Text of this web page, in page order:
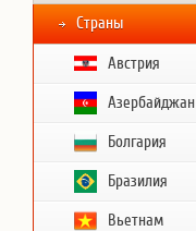
Страны
Австрия
Азербайджан
Болгария
Бразилия
Вьетнам